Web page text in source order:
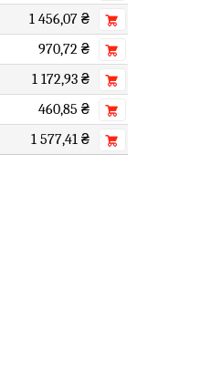
1 456,07 ₴
970,72 ₴
1 172,93 ₴
460,85 ₴
1 577,41 ₴